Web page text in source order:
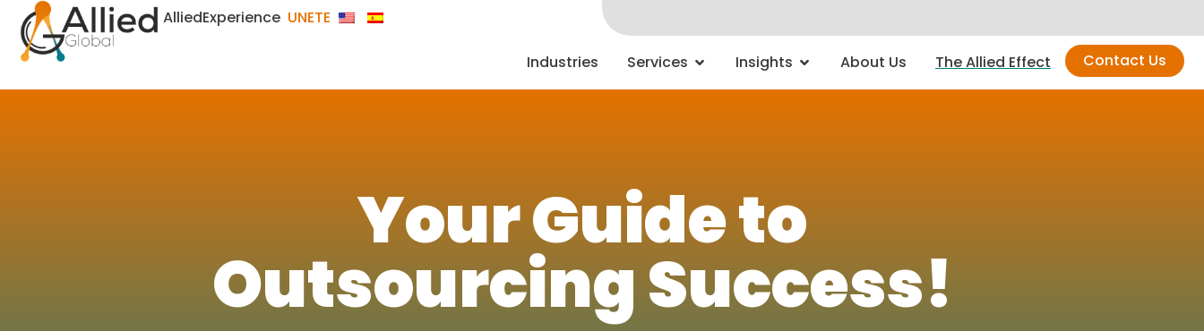
AlliedExperience UNETE
Industries Services Insights About Us The Allied Effect Contact Us
Your Guide to
Outsourcing Success!